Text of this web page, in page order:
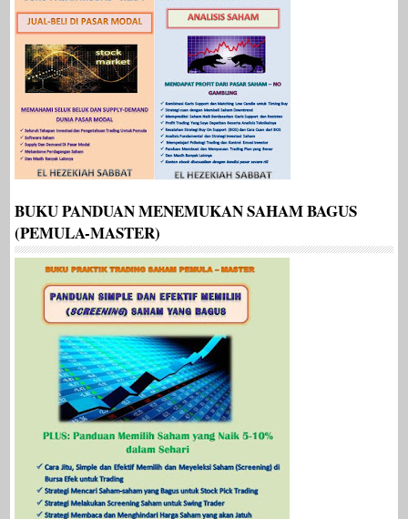
BUKU PANDUAN MENEMUKAN SAHAM BAGUS
(PEMULA-MASTER)